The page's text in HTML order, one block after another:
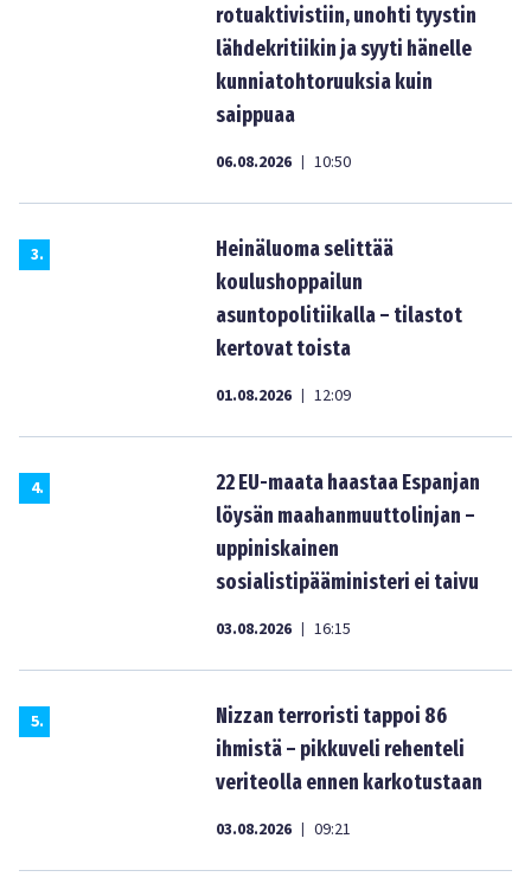
rotuaktivistiin, unohti tyystin
lähdekritiikin ja syyti hänelle
kunniatohtoruuksia kuin
saippuaa
06.08.2026 | 10:50
3.
Heinäluoma selittää
koulushoppailun
asuntopolitiikalla – tilastot
kertovat toista
01.08.2026 | 12:09
4.
22 EU-maata haastaa Espanjan
löysän maahanmuuttolinjan –
uppiniskainen
sosialistipääministeri ei taivu
03.08.2026 | 16:15
5.
Nizzan terroristi tappoi 86
ihmistä – pikkuveli rehenteli
veriteolla ennen karkotustaan
03.08.2026 | 09:21